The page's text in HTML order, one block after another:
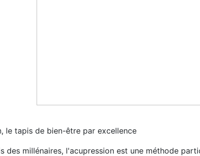
le tapis de bien-être par excellence
des millénaires, l'acupression est une méthode